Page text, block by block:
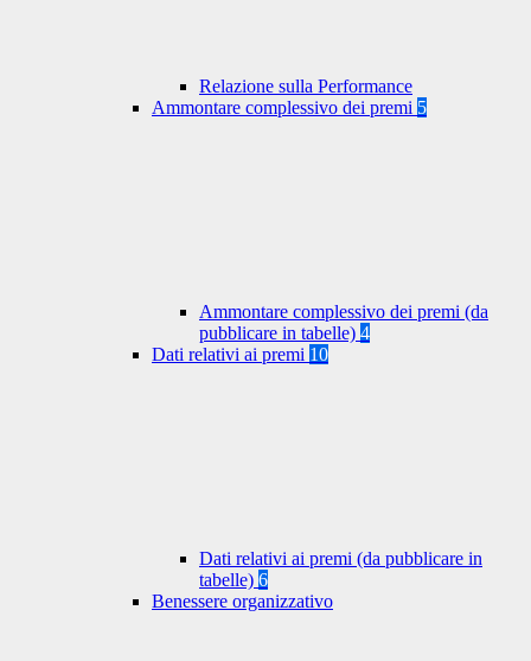
Relazione sulla Performance
Ammontare complessivo dei premi 5
Ammontare complessivo dei premi (da
pubblicare in tabelle) 4
Dati relativi ai premi 10
Dati relativi ai premi (da pubblicare in
tabelle) 6
Benessere organizzativo